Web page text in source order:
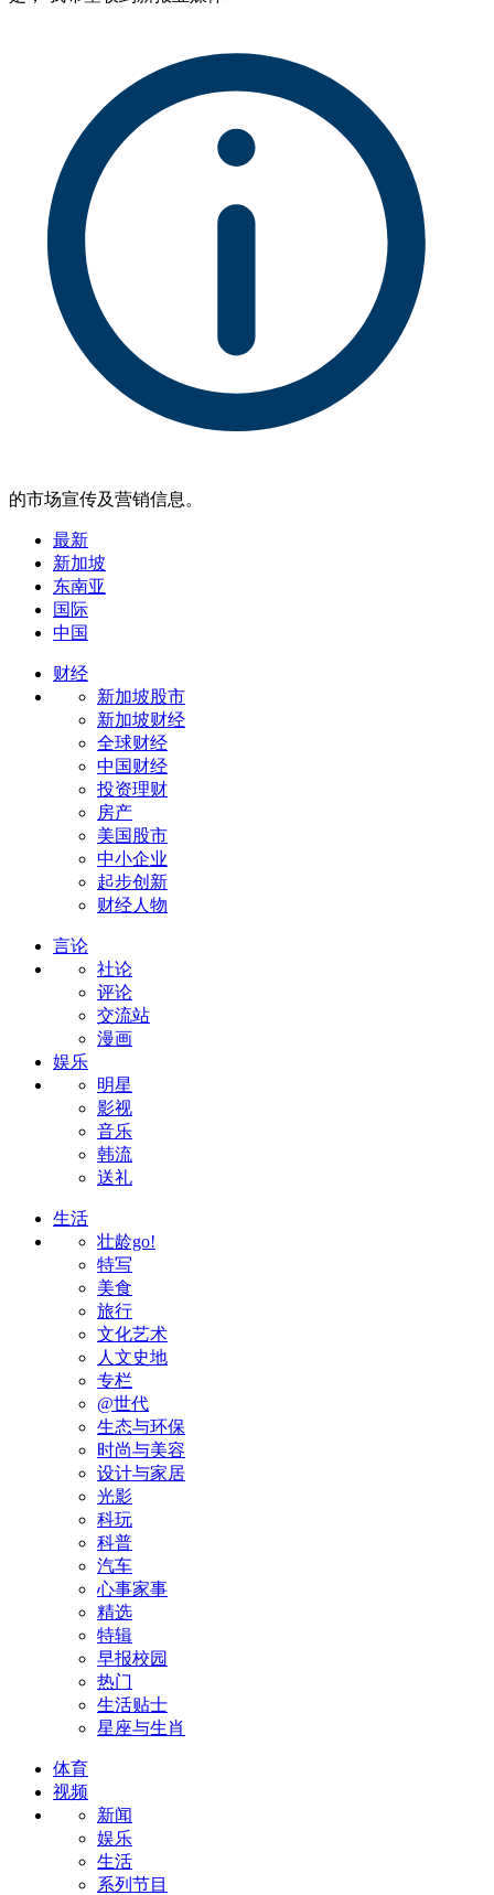
的市场宣传及营销信息。
最新
新加坡
东南亚
国际
中国
财经
新加坡股市
新加坡财经
全球财经
中国财经
投资理财
房产
美国股市
中小企业
起步创新
财经人物
言论
社论
评论
交流站
漫画
娱乐
明星
影视
音乐
韩流
送礼
生活
壮龄go!
特写
美食
旅行
文化艺术
人文史地
专栏
@世代
生态与环保
时尚与美容
设计与家居
光影
科玩
科普
汽车
心事家事
精选
特辑
早报校园
热门
生活贴士
星座与生肖
体育
视频
新闻
娱乐
生活
系列节目